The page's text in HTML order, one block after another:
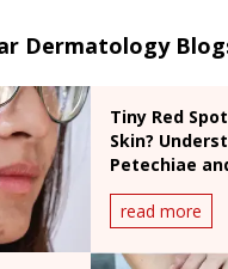
Dermatology
Tiny Red
Skin?
Petechiae
Causes
read more